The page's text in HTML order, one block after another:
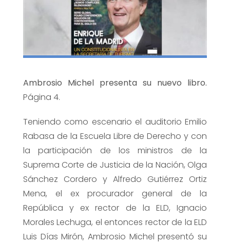
Ambrosio Michel presenta su nuevo libro.
Página 4.
Teniendo como escenario el auditorio Emilio
Rabasa de la Escuela Libre de Derecho y con
la participación de los ministros de la
Suprema Corte de Justicia de la Nación, Olga
Sánchez Cordero y Alfredo Gutiérrez Ortiz
Mena, el ex procurador general de la
República y ex rector de la ELD, Ignacio
Morales Lechuga, el entonces rector de la ELD
Luis Días Mirón, Ambrosio Michel presentó su